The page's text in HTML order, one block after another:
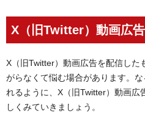
X（旧Twitter）動画広
X（旧Twitter）動画広告を配信した
がらなくて悩む場合があります。
れるように、X（旧Twitter）動画広
しくみていきましょう。